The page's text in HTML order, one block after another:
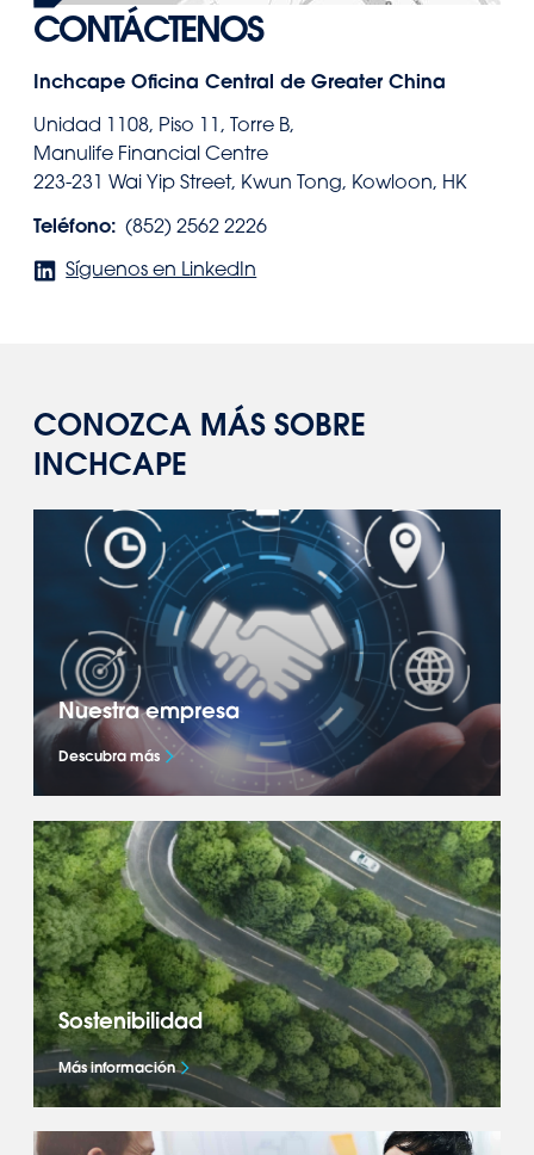
CONTÁCTENOS
Inchcape Oficina Central de Greater China
Unidad 1108, Piso 11, Torre B,
Manulife Financial Centre
223-231 Wai Yip Street, Kwun Tong, Kowloon, HK
Teléfono: (852) 2562 2226
Síguenos en LinkedIn
CONOZCA MÁS SOBRE
INCHCAPE
Nuestra empresa
Descubra más
Conozca más sobre nuestro negocio a nivel
mundial: nuestra estrategia Accelerate+, qué
nos impulsa y cómo aportamos éxito a
nuestros socios OEM.
Sostenibilidad
Más información
Descubre cómo estamos dando forma al
futuro de la movilidad y acelerando la